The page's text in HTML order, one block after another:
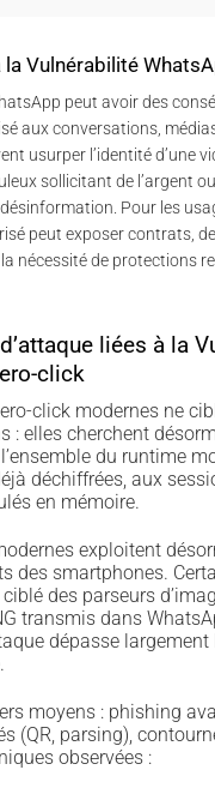
la Vulnérabilité
peut avoir des
aux conversations,
usurper l’identité d’une
sollicitant de l’argent
Pour les
peut exposer contrats,
nécessité de protections
liées à la
click
click modernes ne
: elles cherchent
du runtime
déchiffrées, aux
en mémoire.
exploitent
des smartphones.
des parseurs
transmis dans
dépasse
moyens : phishing
(QR, parsing),
observées :